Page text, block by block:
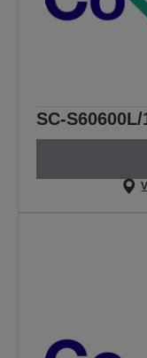
SC-